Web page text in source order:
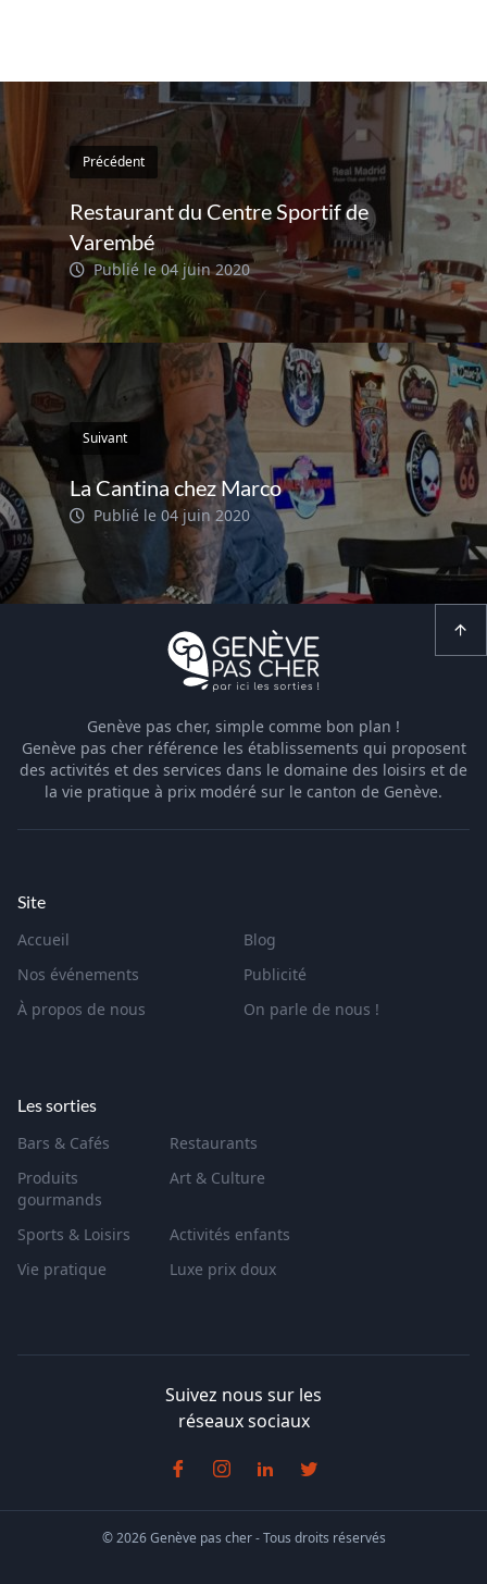
Précédent
Restaurant du Centre Sportif de
Varembé
Publié le 04 juin 2020
Suivant
La Cantina chez Marco
Publié le 04 juin 2020
Genève pas cher, simple comme bon plan !
Genève pas cher référence les établissements qui proposent
des activités et des services dans le domaine des loisirs et de
la vie pratique à prix modéré sur le canton de Genève.
Site
Accueil
Blog
Nos événements
Publicité
À propos de nous
On parle de nous !
Les sorties
Bars & Cafés
Restaurants
Produits
gourmands
Art & Culture
Sports & Loisirs
Activités enfants
Vie pratique
Luxe prix doux
Suivez nous sur les
réseaux sociaux
© 2026 Genève pas cher - Tous droits réservés